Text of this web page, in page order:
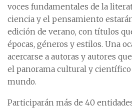
voces fundamentales de la
ciencia y el pensamiento
edición de verano, con títulos
épocas, géneros y estilos. Una
acercarse a autoras y autores
el panorama cultural y científico
mundo.
Participarán más de 40